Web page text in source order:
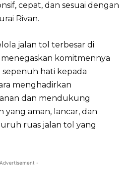
cepat, dan sesuai dengan
Rivan.
jalan tol terbesar di
menegaskan komitmennya
hati kepada
menghadirkan
dan mendukung
yang aman, lancar, dan
ruas jalan tol yang
-